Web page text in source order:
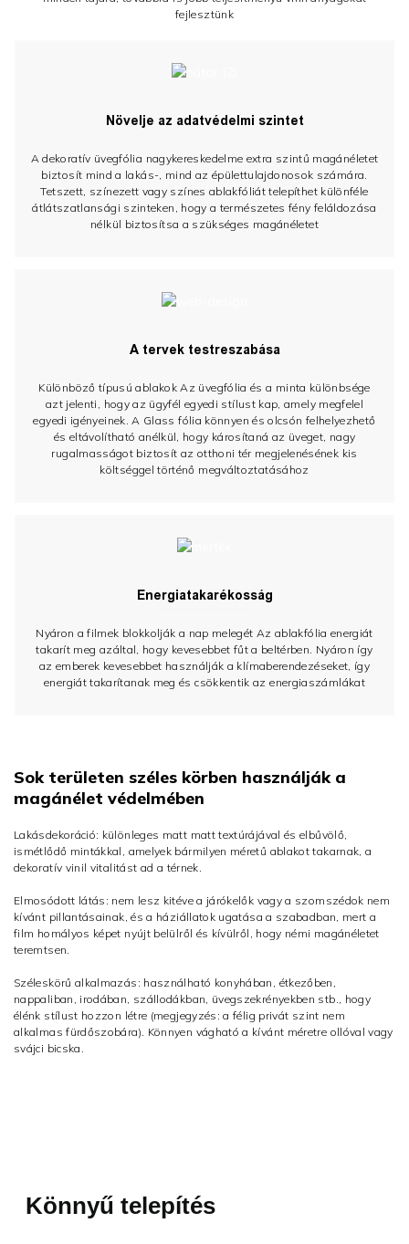
fejlesztünk
Növelje az adatvédelmi szintet
A dekoratív üvegfólia nagykereskedelme extra szintű magánéletet
biztosít mind a lakás-, mind az épülettulajdonosok számára.
Tetszett, színezett vagy színes ablakfóliát telepíthet különféle
átlátszatlansági szinteken, hogy a természetes fény feláldozása
nélkül biztosítsa a szükséges magánéletet
A tervek testreszabása
Különböző típusú ablakok Az üvegfólia és a minta különbsége
azt jelenti, hogy az ügyfél egyedi stílust kap, amely megfelel
egyedi igényeinek. A Glass fólia könnyen és olcsón felhelyezhető
és eltávolítható anélkül, hogy károsítaná az üveget, nagy
rugalmasságot biztosít az otthoni tér megjelenésének kis
költséggel történő megváltoztatásához
Energiatakarékosság
Nyáron a filmek blokkolják a nap melegét Az ablakfólia energiát
takarít meg azáltal, hogy kevesebbet fűt a beltérben. Nyáron így
az emberek kevesebbet használják a klímaberendezéseket, így
energiát takarítanak meg és csökkentik az energiaszámlákat
Sok területen széles körben használják a
magánélet védelmében
Lakásdekoráció: különleges matt matt textúrájával és elbűvölő,
ismétlődő mintákkal, amelyek bármilyen méretű ablakot takarnak, a
dekoratív vinil vitalitást ad a térnek.
Elmosódott látás: nem lesz kitéve a járókelők vagy a szomszédok nem
kívánt pillantásainak, és a háziállatok ugatása a szabadban, mert a
film homályos képet nyújt belülről és kívülről, hogy némi magánéletet
teremtsen.
Széleskörű alkalmazás: használható konyhában, étkezőben,
nappaliban, irodában, szállodákban, üvegszekrényekben stb., hogy
élénk stílust hozzon létre (megjegyzés: a félig privát szint nem
alkalmas fürdőszobára). Könnyen vágható a kívánt méretre ollóval vagy
svájci bicska.
Könnyű telepítés